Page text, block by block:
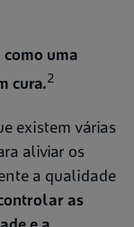
uma
cura.2
existem várias
aliviar os
a qualidade
as